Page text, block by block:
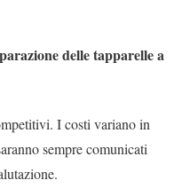
delle tapparelle a
I costi variano in
sempre comunicati